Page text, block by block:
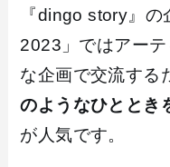
『dingo story』
2023」ではアー
な企画で交流する
のようなひととき
が人気です。